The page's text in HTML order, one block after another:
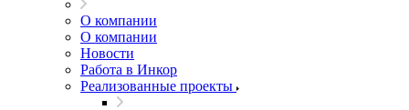
О компании
О компании
Новости
Работа в Инкор
Реализованные проекты